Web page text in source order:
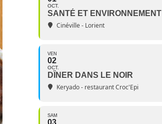
OCT.
SANTÉ ET ENVIRONNEMENT
Cinéville - Lorient
VEN
02
OCT.
DÎNER DANS LE NOIR
Keryado - restaurant Croc'Epi
SAM
03